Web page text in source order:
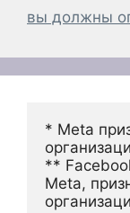
вы должны
* Meta
**
Meta,